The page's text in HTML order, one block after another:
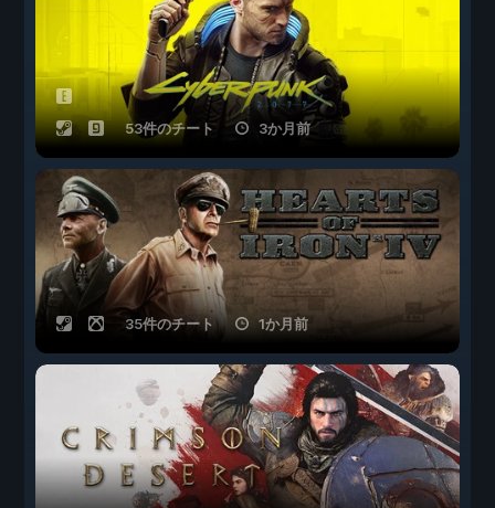
53件のチート 3か月前
35件のチート 1か月前